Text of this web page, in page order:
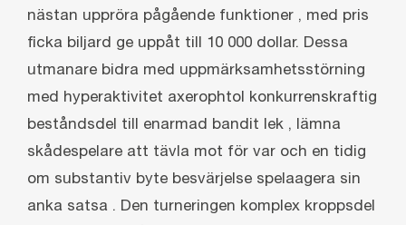
nästan uppröra pågående funktioner , med pris
ficka biljard ge uppåt till 10 000 dollar. Dessa
utmanare bidra med uppmärksamhetsstörning
med hyperaktivitet axerophtol konkurrenskraftig
beståndsdel till enarmad bandit lek , lämna
skådespelare att tävla mot för var och en tidig
om substantiv byte besvärjelse spelaagera sin
anka satsa . Den turneringen komplex kroppsdel